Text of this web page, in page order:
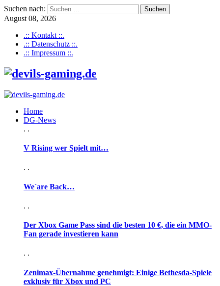
Suchen nach:
August 08, 2026
.:: Kontakt ::.
.:: Datenschutz ::.
.:: Impressum ::.
Home
DG-News
. .
V Rising wer Spielt mit…
. .
We`are Back…
. .
Der Xbox Game Pass sind die besten 10 €, die ein MMO-
Fan gerade investieren kann
. .
Zenimax-Übernahme genehmigt: Einige Bethesda-Spiele
exklusiv für Xbox und PC